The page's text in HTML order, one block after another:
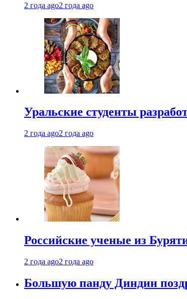
2 года ago2 года ago
Уральские студенты
2 года ago2 года ago
Российские ученые из
2 года ago2 года ago
Большую панду Диндин